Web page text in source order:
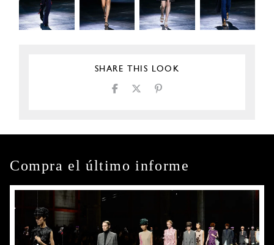
SHARE THIS LOOK
Compra el último informe